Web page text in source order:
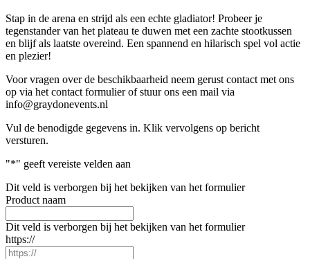
Stap in de arena en strijd als een echte gladiator! Probeer je
tegenstander van het plateau te duwen met een zachte stootkussen
en blijf als laatste overeind. Een spannend en hilarisch spel vol actie
en plezier!
Voor vragen over de beschikbaarheid neem gerust contact met ons
op via het contact formulier of stuur ons een mail via
info@graydonevents.nl
Vul de benodigde gegevens in. Klik vervolgens op bericht
versturen.
"*" geeft vereiste velden aan
Dit veld is verborgen bij het bekijken van het formulier
Product naam
Dit veld is verborgen bij het bekijken van het formulier
https://